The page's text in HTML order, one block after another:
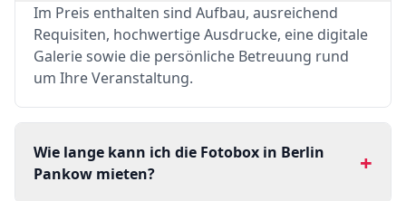
Im Preis enthalten sind Aufbau, ausreichend
Requisiten, hochwertige Ausdrucke, eine digitale
Galerie sowie die persönliche Betreuung rund
um Ihre Veranstaltung.
Wie lange kann ich die Fotobox in Berlin
Pankow mieten?
+